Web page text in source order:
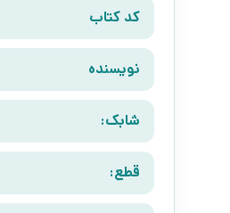
کد کتاب
نویسنده
شابک:
قطع: